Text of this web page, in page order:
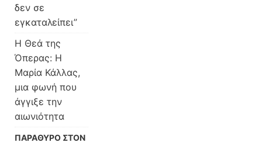
δεν σε
εγκαταλείπει”
Η Θεά της
Όπερας: Η
Μαρία Κάλλας,
μια φωνή που
άγγιξε την
αιωνιότητα
ΠΑΡΑΘΥΡΟ ΣΤΟΝ